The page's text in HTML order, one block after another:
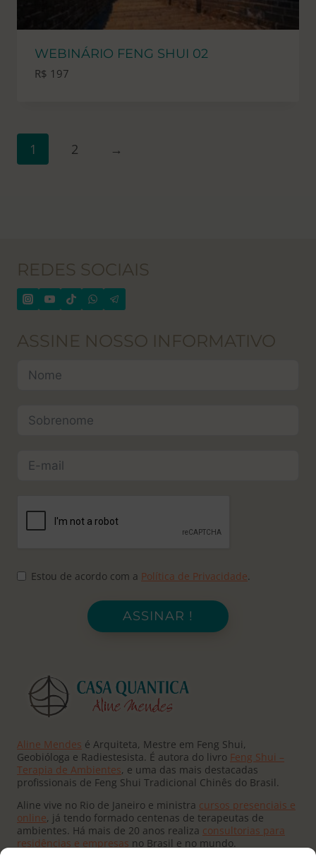
WEBINÁRIO FENG SHUI 02
R$ 197
1 2 →
REDES SOCIAIS
ASSINE NOSSO INFORMATIVO
Estou de acordo com a Política de Privacidade.
ASSINAR !
Aline Mendes é Arquiteta, Mestre em Feng Shui,
Geobióloga e Radiestesista. É autora do livro Feng Shui –
Terapia de Ambientes, e uma das mais destacadas
profissionais de Feng Shui Tradicional Chinês do Brasil.
Aline vive no Rio de Janeiro e ministra cursos presenciais e
online, já tendo formado centenas de terapeutas de
ambientes. Há mais de 20 anos realiza consultorias para
residências e empresas no Brasil e no mundo.